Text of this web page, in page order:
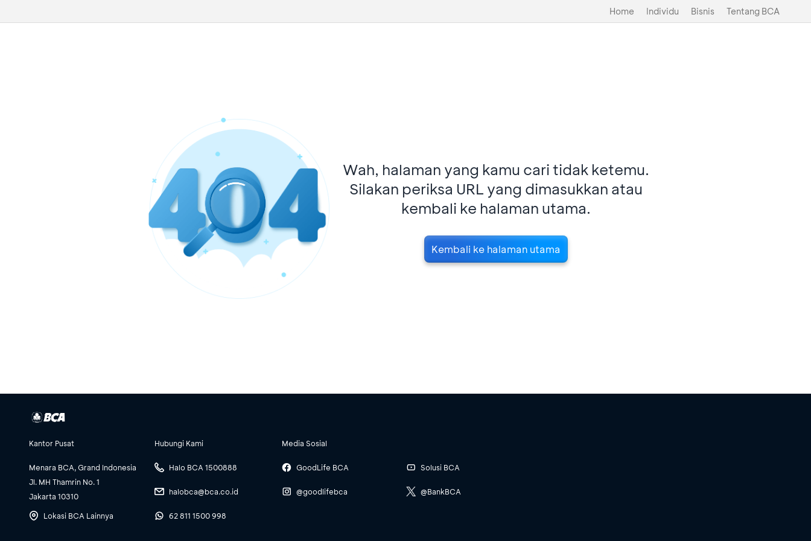
Home Individu Bisnis Tentang BCA
Wah, halaman yang kamu cari tidak ketemu.
Silakan periksa URL yang dimasukkan atau
kembali ke halaman utama.
Kembali ke halaman utama
Kantor Pusat
Menara BCA, Grand Indonesia
Jl. MH Thamrin No. 1
Jakarta 10310
Lokasi BCA Lainnya
Hubungi Kami
Halo BCA 1500888
halobca@bca.co.id
62 811 1500 998
Media Sosial
GoodLife BCA
@goodlifebca
Solusi BCA
@BankBCA